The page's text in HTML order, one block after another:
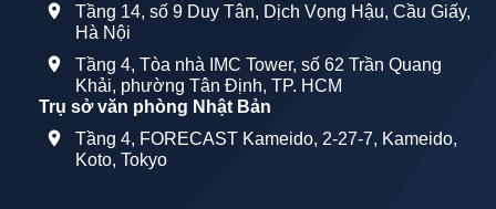
Tầng 14, số 9 Duy Tân, Dịch Vọng Hậu, Cầu Giấy,
Hà Nội
Tầng 4, Tòa nhà IMC Tower, số 62 Trần Quang
Khải, phường Tân Định, TP. HCM
Trụ sở văn phòng Nhật Bản
Tầng 4, FORECAST Kameido, 2-27-7, Kameido,
Koto, Tokyo